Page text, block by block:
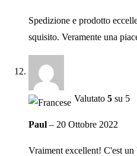
Spedizione e prodotto
squisito. Veramente una
Valutato 5 su 5
Paul – 20 Ottobre 2022
Vraiment excellent! C'est